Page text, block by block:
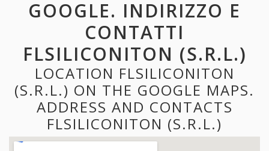
GOOGLE. INDIRIZZO E
CONTATTI
FLSILICONITON (S.R.L.)
LOCATION FLSILICONITON
(S.R.L.) ON THE GOOGLE MAPS.
ADDRESS AND CONTACTS
FLSILICONITON (S.R.L.)